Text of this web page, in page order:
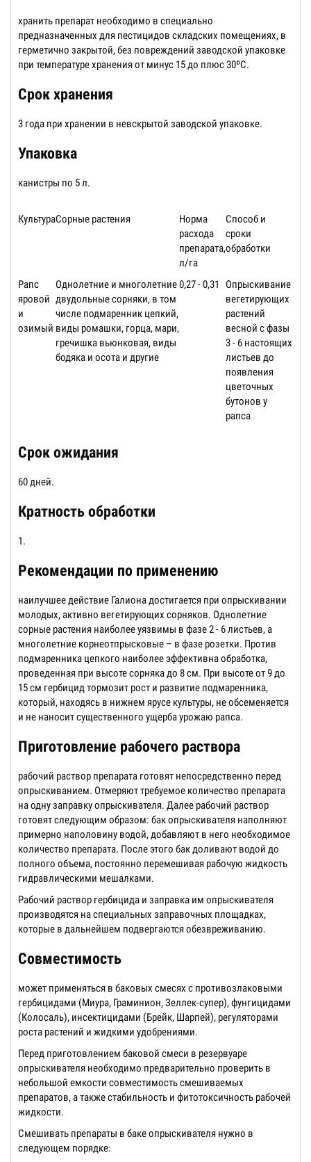
хранить препарат необходимо в специально
предназначенных для пестицидов складских помещениях, в
герметично закрытой, без повреждений заводской упаковке
при температуре хранения от минус 15 до плюс 30ºС.
Срок хранения
3 года при хранении в невскрытой заводской упаковке.
Упаковка
канистры по 5 л.
КультураСорные растения
Норма
расхода
препарата,
л/га
Способ и
сроки
обработки
Рапс
яровой
и
озимый
Однолетние и многолетние
двудольные сорняки, в том
числе подмаренник цепкий,
виды ромашки, горца, мари,
гречишка вьюнковая, виды
бодяка и осота и другие
0,27 - 0,31
Опрыскивание
вегетирующих
растений
весной с фазы
3 - 6 настоящих
листьев до
появления
цветочных
бутонов у
рапса
Срок ожидания
60 дней.
Кратность обработки
1.
Рекомендации по применению
наилучшее действие Галиона достигается при опрыскивании
молодых, активно вегетирующих сорняков. Однолетние
сорные растения наиболее уязвимы в фазе 2 - 6 листьев, а
многолетние корнеотпрысковые – в фазе розетки. Против
подмаренника цепкого наиболее эффективна обработка,
проведенная при высоте сорняка до 8 см. При высоте от 9 до
15 см гербицид тормозит рост и развитие подмаренника,
который, находясь в нижнем ярусе культуры, не обсеменяется
и не наносит существенного ущерба урожаю рапса.
Приготовление рабочего раствора
рабочий раствор препарата готовят непосредственно перед
опрыскиванием. Отмеряют требуемое количество препарата
на одну заправку опрыскивателя. Далее рабочий раствор
готовят следующим образом: бак опрыскивателя наполняют
примерно наполовину водой, добавляют в него необходимое
количество препарата. После этого бак доливают водой до
полного объема, постоянно перемешивая рабочую жидкость
гидравлическими мешалками.
Рабочий раствор гербицида и заправка им опрыскивателя
производятся на специальных заправочных площадках,
которые в дальнейшем подвергаются обезвреживанию.
Совместимость
может применяться в баковых смесях с противозлаковыми
гербицидами (Миура, Граминион, Зеллек-супер), фунгицидами
(Колосаль), инсектицидами (Брейк, Шарпей), регуляторами
роста растений и жидкими удобрениями.
Перед приготовлением баковой смеси в резервуаре
опрыскивателя необходимо предварительно проверить в
небольшой емкости совместимость смешиваемых
препаратов, а также стабильность и фитотоксичность рабочей
жидкости.
Смешивать препараты в баке опрыскивателя нужно в
следующем порядке: